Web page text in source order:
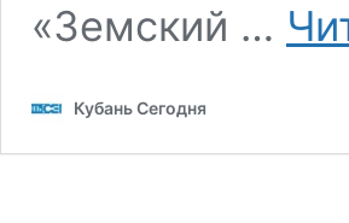
«Земский …
Кубань Сегодня